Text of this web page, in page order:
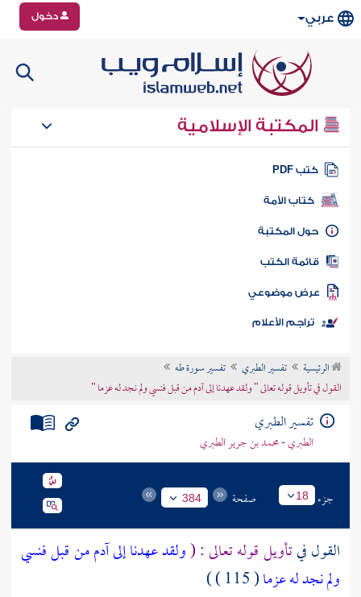
عربي دخول
المكتبة الإسلامية
كتب PDF
كتاب الأمة
المكتبة
الكتب
موضوعي
تراجم الأعلام
الرئيسية تفسير الطبري
تفسير سورة طه
القول في تأويل قوله تعالى " ولقد عهدنا إلى آدم من قبل فنسي ولم نجد له عزما "
تفسير الطبري
الطبري - محمد بن جرير الطبري
جزء 18 صفحة 384
القول فيتأويل قوله تعالى : (ولقد عهدنا إلى آدم من قبل فنسي
ولم نجد له عزما( 115 ) )